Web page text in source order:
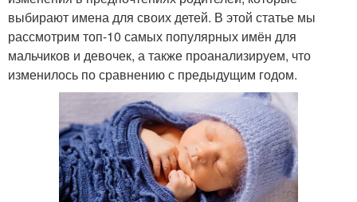
выбирают имена для своих детей. В этой статье мы
рассмотрим топ-10 самых популярных имён для
мальчиков и девочек, а также проанализируем, что
изменилось по сравнению с предыдущим годом.